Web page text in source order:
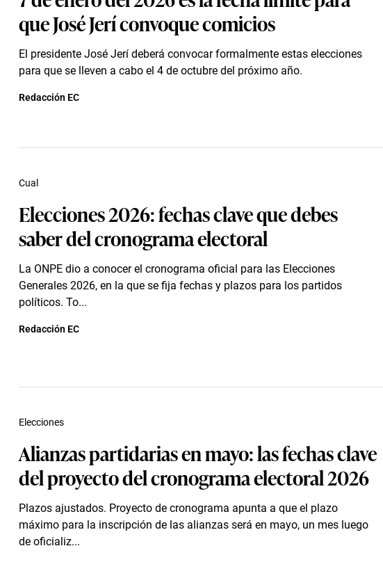
que José Jerí convoque comicios
El presidente José Jerí deberá convocar formalmente estas elecciones
para que se lleven a cabo el 4 de octubre del próximo año.
Redacción EC
Elecciones 2026: fechas clave que debes
saber del cronograma electoral
La ONPE dio a conocer el cronograma oficial para las Elecciones
Generales 2026, en la que se fija fechas y plazos para los partidos
políticos. To...
Cual
Redacción EC
Alianzas partidarias en mayo: las fechas clave
del proyecto del cronograma electoral 2026
Plazos ajustados. Proyecto de cronograma apunta a que el plazo
máximo para la inscripción de las alianzas será en mayo, un mes luego
de oficializ...
Elecciones